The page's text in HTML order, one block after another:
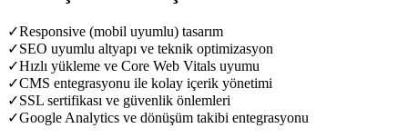
✓Responsive (mobil uyumlu) tasarım
✓SEO uyumlu altyapı ve teknik optimizasyon
✓Hızlı yükleme ve Core Web Vitals uyumu
✓CMS entegrasyonu ile kolay içerik yönetimi
✓SSL sertifikası ve güvenlik önlemleri
✓Google Analytics ve dönüşüm takibi entegrasyonu